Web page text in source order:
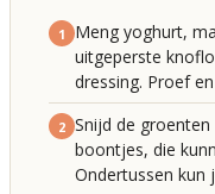
1
Meng yoghurt,
uitgeperste
dressing. Proef
2 Snijd de
boontjes, die
Ondertussen kun